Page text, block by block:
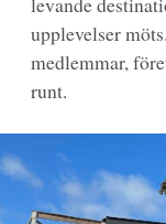
upplevelser
medlemmar,
runt.